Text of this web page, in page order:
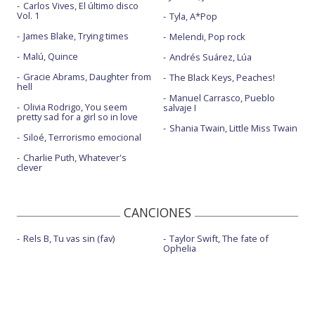
Carlos Vives, El último disco
Vol. 1
James Blake, Trying times
Malú, Quince
Gracie Abrams, Daughter from
hell
Olivia Rodrigo, You seem
pretty sad for a girl so in love
Siloé, Terrorismo emocional
Charlie Puth, Whatever's
clever
Tyla, A*Pop
Melendi, Pop rock
Andrés Suárez, Lúa
The Black Keys, Peaches!
Manuel Carrasco, Pueblo
salvaje I
Shania Twain, Little Miss Twain
CANCIONES
Rels B, Tu vas sin (fav) Taylor Swift, The fate of
Ophelia